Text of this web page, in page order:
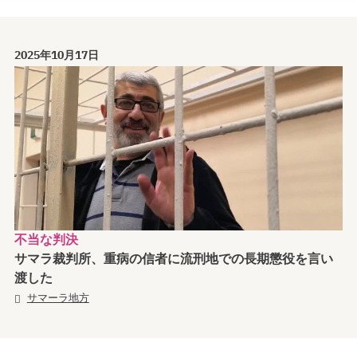
2025年10月17日
不当な判決
サマラ裁判所、重病の信者に流刑地での長期懲役を言い
渡した
サマーラ地方